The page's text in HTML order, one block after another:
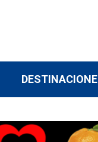
DESTINACIONE